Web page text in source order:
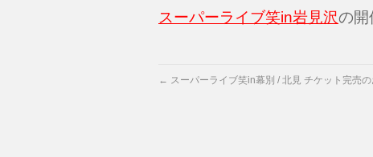
スーパーライブ笑in岩見沢の開
← スーパーライブ笑in幕別 / 北見 チケット完売